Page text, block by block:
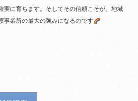
実に育ちます。そしてその信頼こそが、地域
事業所の最大の強みになるのです